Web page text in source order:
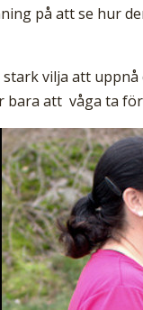
på att se hur
vilja att
bara att våga ta